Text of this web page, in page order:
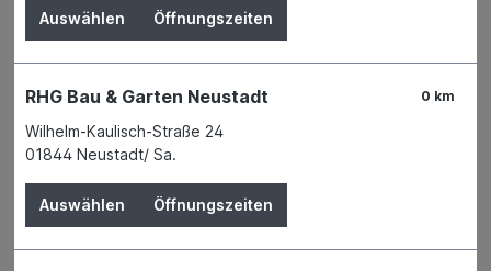
74638 Waldenburg
Beschreibung
Die Schnellbauschraube mit Grobgewinde wird für die
Verschraubung von Gipskartonplatten und
Gipskartonverbundplatten auf Hol…
Auswählen Öffnungszeiten
0 km
RHG Bau & Garten Neustadt
Wilhelm-Kaulisch-Straße 24
01844 Neustadt/ Sa.
Auswählen Öffnungszeiten